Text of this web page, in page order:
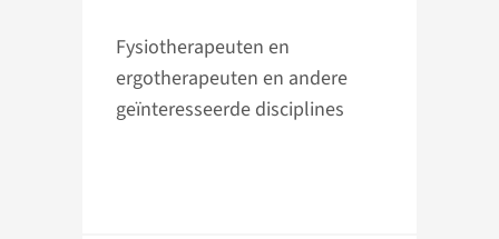
Fysiotherapeuten en
ergotherapeuten en andere
geïnteresseerde disciplines